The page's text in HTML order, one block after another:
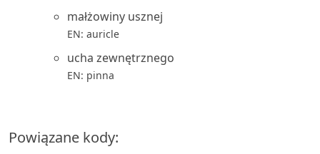
małżowiny usznej
EN: auricle
ucha zewnętrznego
EN: pinna
Powiązane kody: